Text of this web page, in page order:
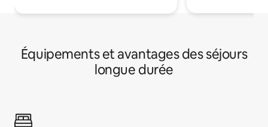
Équipements et avantages des séjours
longue durée